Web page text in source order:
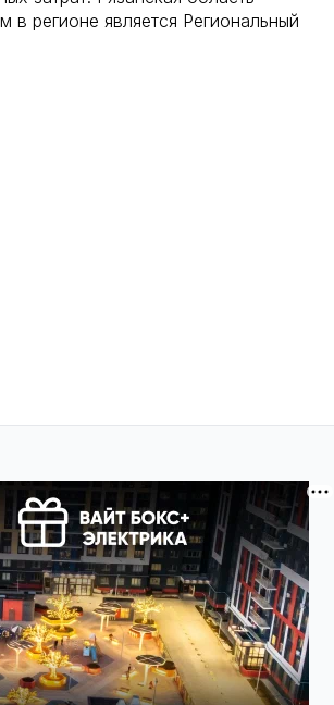
в регионе является Региональный